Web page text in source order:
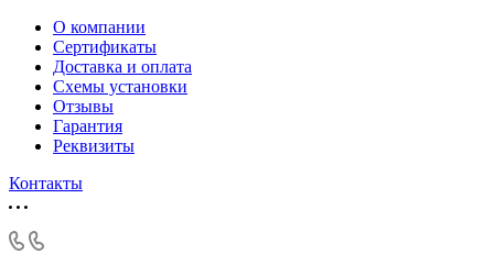
О компании
Сертификаты
Доставка и оплата
Схемы установки
Отзывы
Гарантия
Реквизиты
Контакты